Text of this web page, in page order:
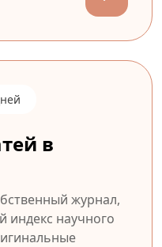
в
журнал,
индекс научного